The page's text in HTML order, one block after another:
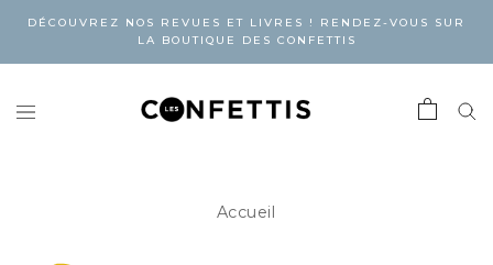
DÉCOUVREZ NOS REVUES ET LIVRES ! RENDEZ-VOUS SUR
LA BOUTIQUE DES CONFETTIS
Accueil